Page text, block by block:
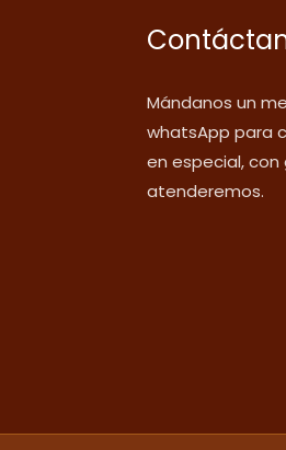
Mándanos un
whatsApp para
en especial,
atenderemos.